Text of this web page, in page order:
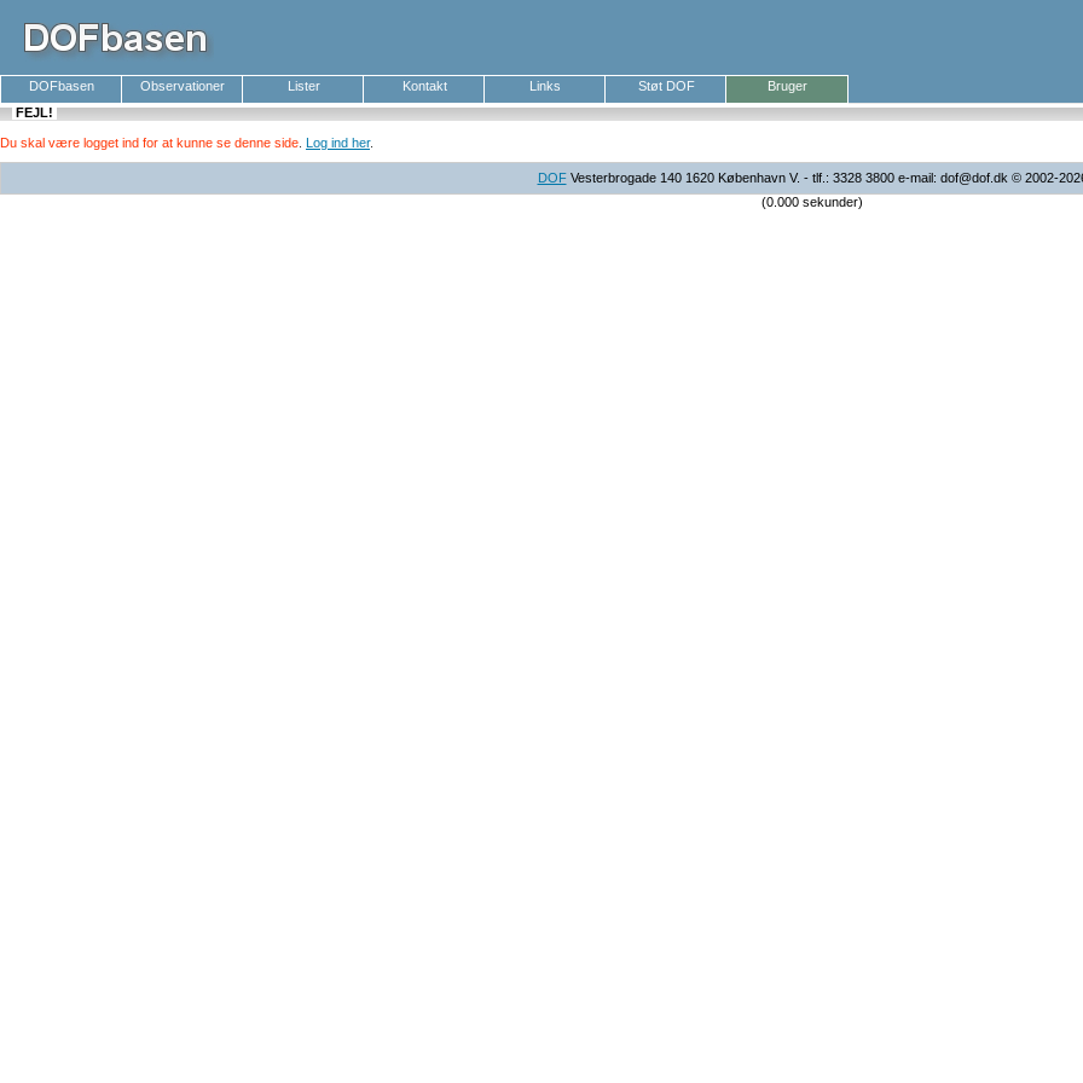
DOFbasen Observationer Lister Kontakt Links Støt DOF
Bruger
FEJL!
Du skal være logget ind for at kunne se denne side Log ind her.
DOFVesterbrogade 140 1620 København V. - tlf.: 3328 3800 e-mail: dof@dof.dk © 2002-
(0.000 sekunder)